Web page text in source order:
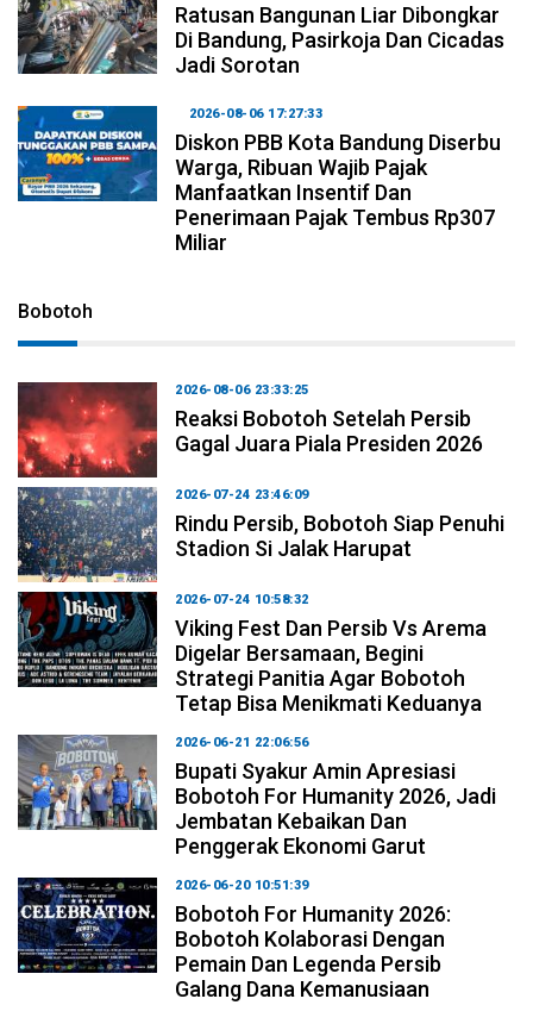
Ratusan Bangunan Liar Dibongkar
Di Bandung, Pasirkoja Dan Cicadas
Jadi Sorotan
2026-08-06 17:27:33
Diskon PBB Kota Bandung Diserbu
Warga, Ribuan Wajib Pajak
Manfaatkan Insentif Dan
Penerimaan Pajak Tembus Rp307
Miliar
Bobotoh
2026-08-06 23:33:25
Reaksi Bobotoh Setelah Persib
Gagal Juara Piala Presiden 2026
2026-07-24 23:46:09
Rindu Persib, Bobotoh Siap Penuhi
Stadion Si Jalak Harupat
2026-07-24 10:58:32
Viking Fest Dan Persib Vs Arema
Digelar Bersamaan, Begini
Strategi Panitia Agar Bobotoh
Tetap Bisa Menikmati Keduanya
2026-06-21 22:06:56
Bupati Syakur Amin Apresiasi
Bobotoh For Humanity 2026, Jadi
Jembatan Kebaikan Dan
Penggerak Ekonomi Garut
2026-06-20 10:51:39
Bobotoh For Humanity 2026:
Bobotoh Kolaborasi Dengan
Pemain Dan Legenda Persib
Galang Dana Kemanusiaan